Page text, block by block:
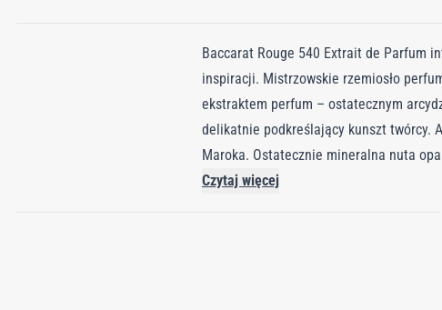
Baccarat Rouge 540 Extrait de Parfum
inspiracji. Mistrzowskie rzemiosło
ekstraktem perfum – ostatecznym
delikatnie podkreślający kunszt twórcy.
Maroka. Ostatecznie mineralna nuta
ekstraktu, również flakon odgrywa rolę
charakterystycznej barwy Baccarat.
Czytaj więcej